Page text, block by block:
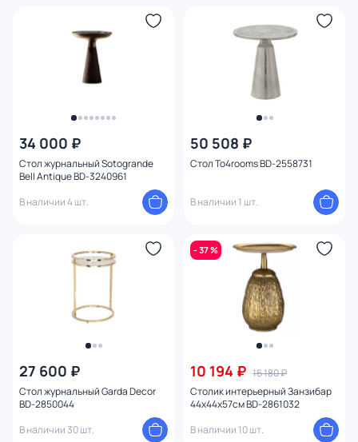
34 000 ₽
Стол журнальный Sotogrande
Bell Antique BD-3240961
В наличии 4 шт.
50 508 ₽
Стол To4rooms BD-2558731
В наличии 1 шт.
27 600 ₽
Стол журнальный Garda Decor
BD-2850044
В наличии 30 шт.
- 37 %
10 194 ₽ 16 180 ₽
Столик интерьерный Занзибар
44х44х57см BD-2861032
В наличии 10 шт.